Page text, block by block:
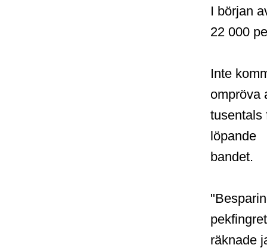
I början
22 000
Inte
ompröva
tusentals
löpande
bandet.
pekfingret
räknade